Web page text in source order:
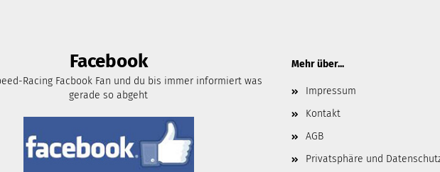
Facebook
Racing Facbook Fan und du bis immer informiert was
gerade so abgeht
Mehr über...
Impressum
Kontakt
AGB
Privatsphäre und